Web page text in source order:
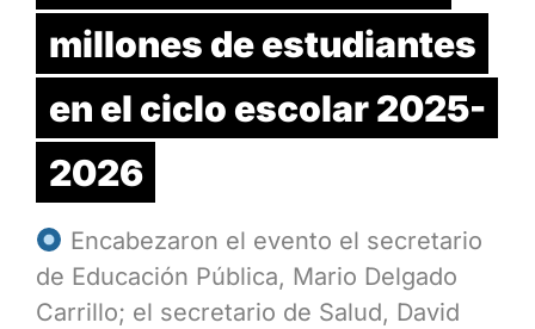
millones de estudiantes
en el ciclo escolar 2025-
2026
Encabezaron el evento el secretario
de Educación Pública, Mario Delgado
Carrillo; el secretario de Salud, David